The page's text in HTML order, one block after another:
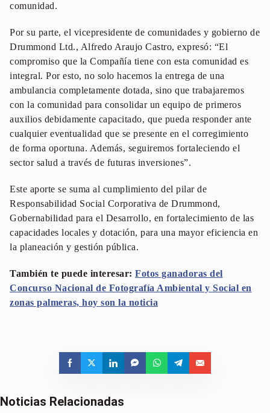
comunidad.
Por su parte, el vicepresidente de comunidades y gobierno de
Drummond Ltd., Alfredo Araujo Castro, expresó: “El
compromiso que la Compañía tiene con esta comunidad es
integral. Por esto, no solo hacemos la entrega de una
ambulancia completamente dotada, sino que trabajaremos
con la comunidad para consolidar un equipo de primeros
auxilios debidamente capacitado, que pueda responder ante
cualquier eventualidad que se presente en el corregimiento
de forma oportuna. Además, seguiremos fortaleciendo el
sector salud a través de futuras inversiones”.
Este aporte se suma al cumplimiento del pilar de
Responsabilidad Social Corporativa de Drummond,
Gobernabilidad para el Desarrollo, en fortalecimiento de las
capacidades locales y dotación, para una mayor eficiencia en
la planeación y gestión pública.
También te puede interesar: Fotos ganadoras del
Concurso Nacional de Fotografía Ambiental y Social en
zonas palmeras, hoy son la noticia
Noticias Relacionadas